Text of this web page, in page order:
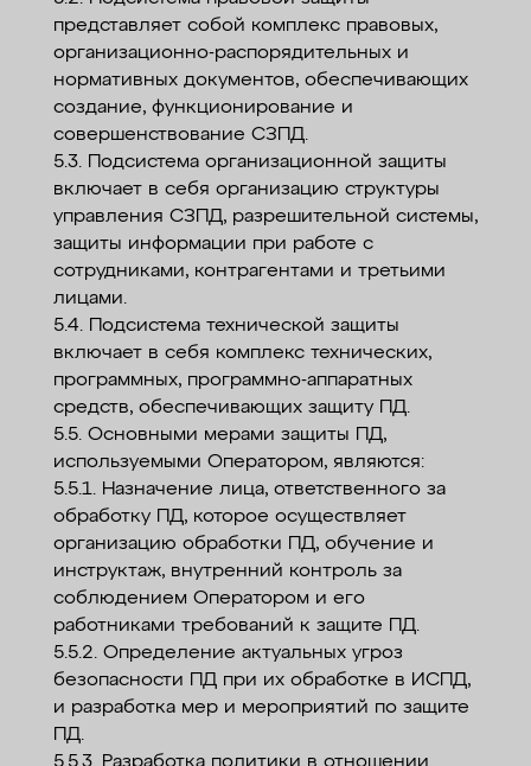
представляет собой комплекс правовых,
организационно-распорядительных и
нормативных документов, обеспечивающих
создание, функционирование и
совершенствование СЗПД.
5.3. Подсистема организационной защиты
включает в себя организацию структуры
управления СЗПД, разрешительной системы,
защиты информации при работе с
сотрудниками, контрагентами и третьими
лицами.
5.4. Подсистема технической защиты
включает в себя комплекс технических,
программных, программно-аппаратных
средств, обеспечивающих защиту ПД.
5.5. Основными мерами защиты ПД,
используемыми Оператором, являются:
5.5.1. Назначение лица, ответственного за
обработку ПД, которое осуществляет
организацию обработки ПД, обучение и
инструктаж, внутренний контроль за
соблюдением Оператором и его
работниками требований к защите ПД.
5.5.2. Определение актуальных угроз
безопасности ПД при их обработке в ИСПД,
и разработка мер и мероприятий по защите
ПД.